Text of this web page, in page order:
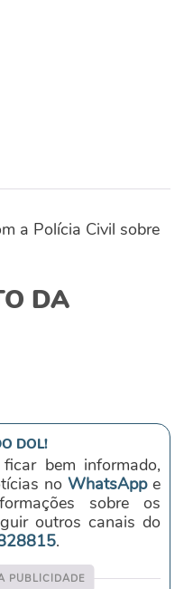
a Polícia Civil sobre
DA
DOL!
bem informado,
noWhatsAppe
sobre os
outros canais do
.